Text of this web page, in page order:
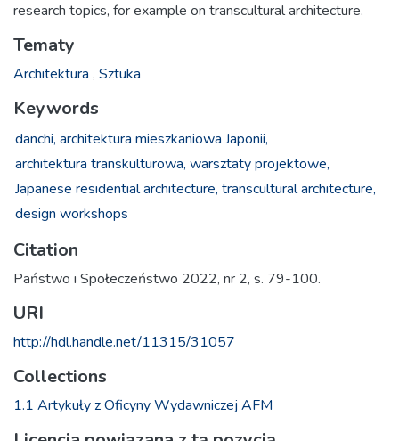
research topics, for example on transcultural architecture.
Tematy
Architektura , Sztuka
Keywords
danchi, architektura mieszkaniowa Japonii,
architektura transkulturowa, warsztaty projektowe,
Japanese residential architecture, transcultural architecture,
design workshops
Citation
Państwo i Społeczeństwo 2022, nr 2, s. 79-100.
URI
http://hdl.handle.net/11315/31057
Collections
1.1 Artykuły z Oficyny Wydawniczej AFM